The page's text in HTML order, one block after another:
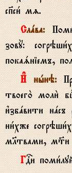
сп7си1 мz.
Слaва:
зовY:
покаsніемъ,
И# нhнэ:
твоего2 моли2
и3збaвити
ни1хже
мlтвами, м™и
ГDи